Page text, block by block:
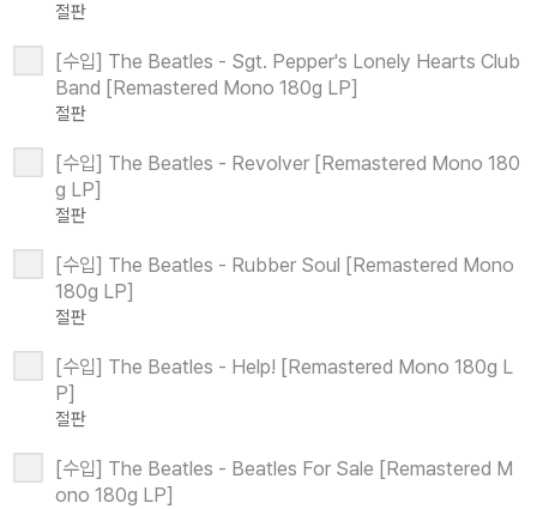
절판
[수입] The Beatles - Sgt. Pepper's Lonely Hearts Club
Band [Remastered Mono 180g LP]
절판
[수입] The Beatles - Revolver [Remastered Mono 180
g LP]
절판
[수입] The Beatles - Rubber Soul [Remastered Mono
180g LP]
절판
[수입] The Beatles - Help! [Remastered Mono 180g L
P]
절판
[수입] The Beatles - Beatles For Sale [Remastered M
ono 180g LP]